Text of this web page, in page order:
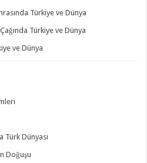
Türkiye ve Dünya
Türkiye ve Dünya
ve Dünya
Türk Dünyası
Doğuşu